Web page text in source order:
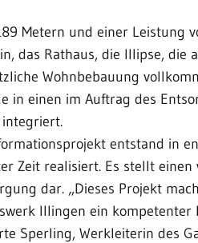
Metern und einer Leistung
das Rathaus, die Illipse,
Wohnbebauung
in einen im Auftrag des
entstand in
Zeit realisiert. Es stellt
dar. „Dieses Projekt
Illingen ein
Sperling, Werkleiterin des